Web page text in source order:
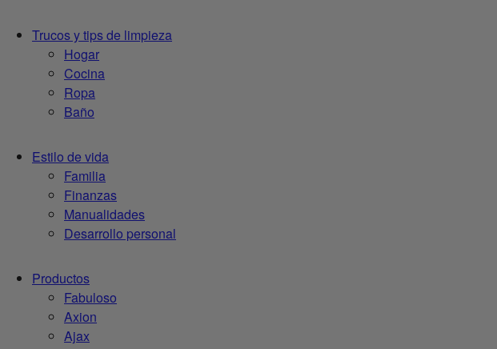
Trucos y tips de limpieza
Hogar
Cocina
Ropa
Baño
Estilo de vida
Familia
Finanzas
Manualidades
Desarrollo personal
Productos
Fabuloso
Axion
Ajax